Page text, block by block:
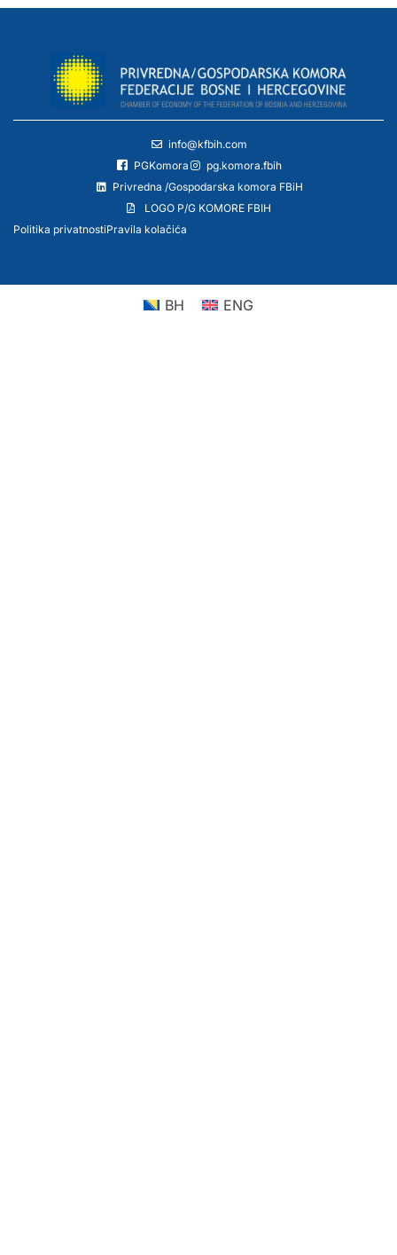
info@kfbih.com
PGKomora
pg.komora.fbih
Privredna /Gospodarska komora FBiH
LOGO P/G KOMORE FBIH
Politika privatnostiPravila kolačića
BH ENG